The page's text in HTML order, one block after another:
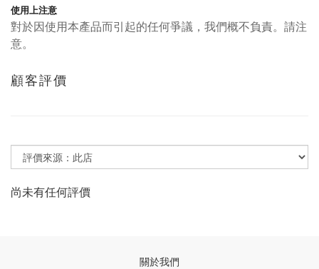
使用上注意
對於因使用本產品而引起的任何爭議，我們概不負責。請注
意。
顧客評價
尚未有任何評價
關於我們